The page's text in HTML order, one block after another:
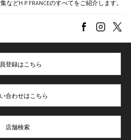
どH.P.FRANCEのすべてをご紹介します。
登録はこちら
合わせはこちら
店舗検索